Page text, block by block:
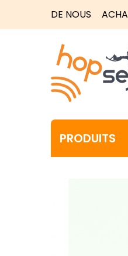
DE NOUS
PRODUITS